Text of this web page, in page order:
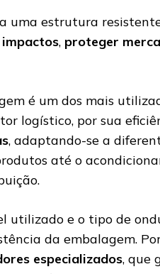
uma estrutura
, proteger
é um dos mais
logístico, por sua
, adaptando-se a
até o
utilizado e o tipo de
da embalagem.
especializados, que